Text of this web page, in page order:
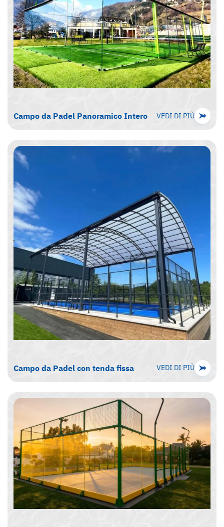
Campo da Padel Panoramico Intero VEDI DI PIÙ
Campo da Padel con tenda fissa VEDI DI PIÙ